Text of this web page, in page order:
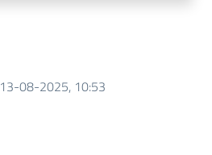
13-08-2025, 10:53